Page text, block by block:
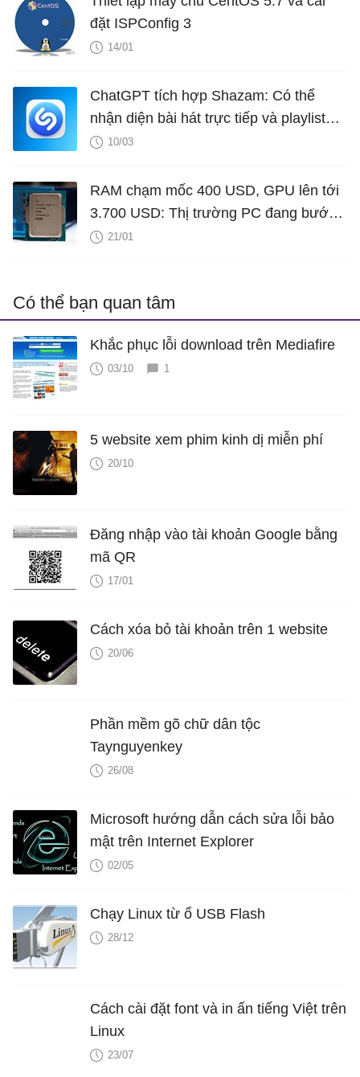
đặt ISPConfig 3
14/01
ChatGPT tích hợp Shazam: Có thể
nhận diện bài hát trực tiếp và playlist
ngay trong ứng dụng
10/03
RAM chạm mốc 400 USD, GPU lên tới
3.700 USD: Thị trường PC đang bước
vào cuộc khủng hoảng nghiêm trọng
21/01
Có thể bạn quan tâm
Khắc phục lỗi download trên Mediafire
03/10 1
5 website xem phim kinh dị miễn phí
20/10
Đăng nhập vào tài khoản Google bằng
mã QR
17/01
Cách xóa bỏ tài khoản trên 1 website
20/06
Phần mềm gõ chữ dân tộc
Taynguyenkey
26/08
Microsoft hướng dẫn cách sửa lỗi bảo
mật trên Internet Explorer
02/05
Chạy Linux từ ổ USB Flash
28/12
Cách cài đặt font và in ấn tiếng Việt trên
Linux
23/07